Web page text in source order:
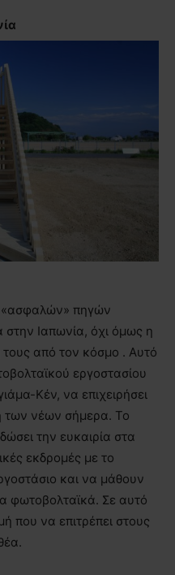
«ασφαλών» πηγών
στην Ιαπωνία, όχι όμως η
τους από τον κόσμο . Αυτό
εργοστασίου
Κέν, να επιχειρήσει
των νέων σήμερα. Το
την ευκαιρία στα
εκδρομές με το
και να μάθουν
φωτοβολταϊκά. Σε αυτό
που να επιτρέπει στους